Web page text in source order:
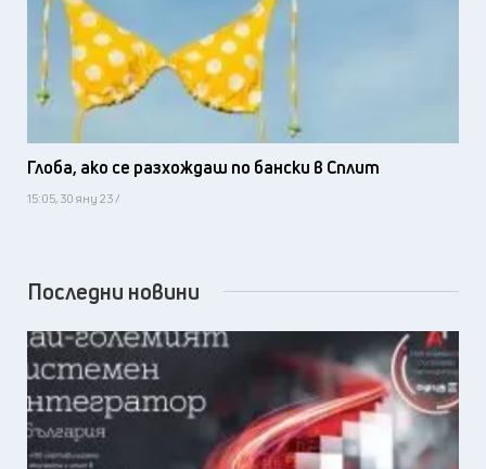
Глоба, ако се разхождаш по бански в Сплит
15:05, 30 яну 23 /
Последни новини